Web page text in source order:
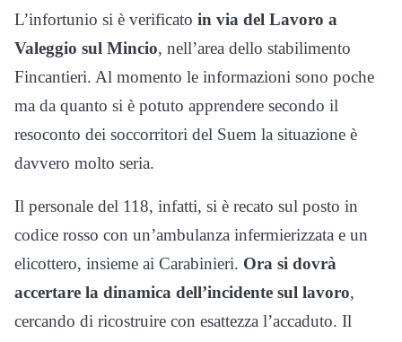
L’infortunio si è verificato in via del Lavoro a
Valeggio sul Mincio, nell’area dello stabilimento
Fincantieri. Al momento le informazioni sono poche
ma da quanto si è potuto apprendere secondo il
resoconto dei soccorritori del Suem la situazione è
davvero molto seria.
Il personale del 118, infatti, si è recato sul posto in
codice rosso con un’ambulanza infermierizzata e un
elicottero, insieme ai Carabinieri. Ora si dovrà
accertare la dinamica dell’incidente sul lavoro,
cercando di ricostruire con esattezza l’accaduto. Il